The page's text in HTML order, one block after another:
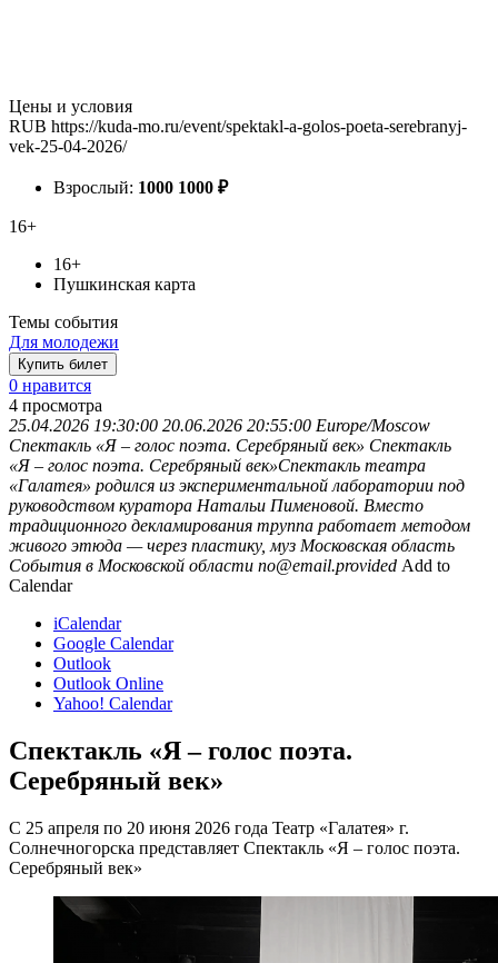
Цены и условия
RUB https://kuda-mo.ru/event/spektakl-a-golos-poeta-serebranyj-
vek-25-04-2026/
Взрослый: 1000 1000 ₽
16+
16+
Пушкинская карта
Темы события
Для молодежи
Купить билет
0 нравится
4 просмотра
25.04.2026 19:30:00 20.06.2026 20:55:00 Europe/Moscow
Спектакль «Я – голос поэта. Серебряный век» Спектакль
«Я – голос поэта. Серебряный век»Спектакль театра
«Галатея» родился из экспериментальной лаборатории под
руководством куратора Натальи Пименовой. Вместо
традиционного декламирования труппа работает методом
живого этюда — через пластику, муз Московская область
События в Московской области no@email.provided Add to
Calendar
iCalendar
Google Calendar
Outlook
Outlook Online
Yahoo! Calendar
Спектакль «Я – голос поэта.
Серебряный век»
С 25 апреля по 20 июня 2026 года Театр «Галатея» г.
Солнечногорска представляет Спектакль «Я – голос поэта.
Серебряный век»